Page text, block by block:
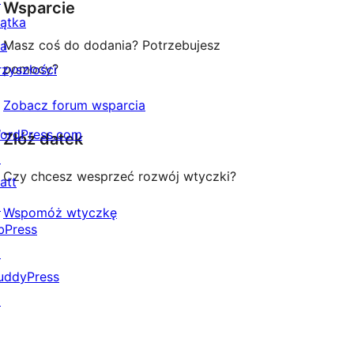
Wsparcie
Masz coś do dodania? Potrzebujesz
pomocy?
Zobacz forum wsparcia
Złóż datek
Czy chcesz wesprzeć rozwój wtyczki?
Wspomóż wtyczkę